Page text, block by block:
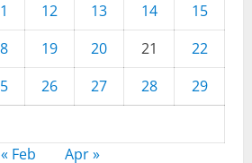
12 13 14
15
19 20 21
22
26 27 28
29
« Feb
Apr »